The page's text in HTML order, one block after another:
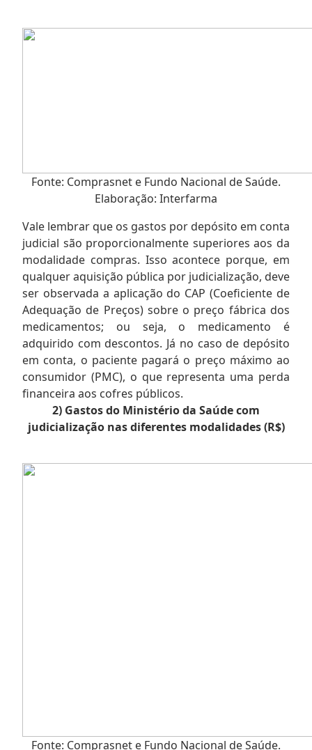
Fonte: Comprasnet e Fundo Nacional de Saúde.
Elaboração: Interfarma
Vale lembrar que os gastos por depósito em conta
judicial são proporcionalmente superiores aos da
modalidade compras. Isso acontece porque, em
qualquer aquisição pública por judicialização, deve
ser observada a aplicação do CAP (Coeficiente de
Adequação de Preços) sobre o preço fábrica dos
medicamentos; ou seja, o medicamento é
adquirido com descontos. Já no caso de depósito
em conta, o paciente pagará o preço máximo ao
consumidor (PMC), o que representa uma perda
financeira aos cofres públicos.
2) Gastos do Ministério da Saúde com
judicialização nas diferentes modalidades (R$)
Fonte: Comprasnet e Fundo Nacional de Saúde.